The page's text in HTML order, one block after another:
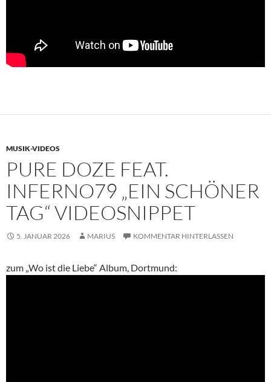
MUSIK-VIDEOS
PURE DOZE FEAT.
INFERNO79 „EIN SCHÖNER
TAG“ VIDEOSNIPPET
5. JANUAR 2026 MARIUS KOMMENTAR HINTERLASSEN
zum „Wo ist die Liebe“ Album, Dortmund: